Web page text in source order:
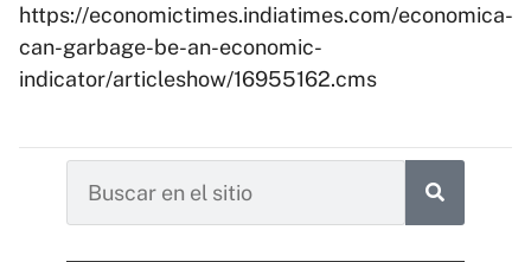
https://economictimes.indiatimes.com/economica-
can-garbage-be-an-economic-
indicator/articleshow/16955162.cms